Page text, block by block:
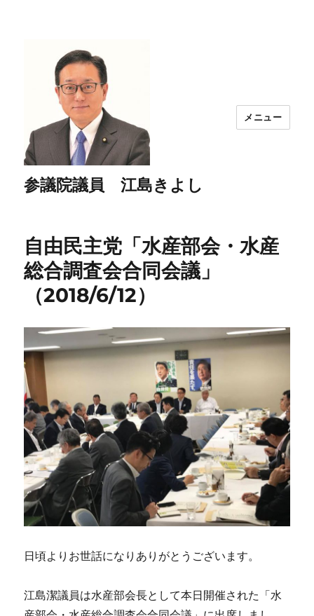
参議院議員 江島きよし
メニュー
自由民主党「水産部会・水産
総合調査会合同会議」
（2018/6/12）
日頃よりお世話になりありがとうございます。
江島潔議員は水産部会長として本日開催された「水